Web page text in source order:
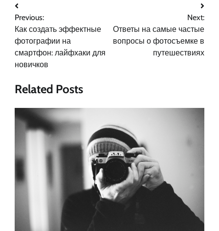
Навигация
по
записям
Previous:
Как создать эффектные
фотографии на
смартфон: лайфхаки для
новичков
Next:
Ответы на самые частые
вопросы о фотосъемке в
путешествиях
Related Posts